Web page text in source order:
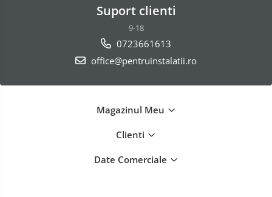
Suport clienti
9-18
0723661613
office@pentruinstalatii.ro
Magazinul Meu
Clienti
Date Comerciale